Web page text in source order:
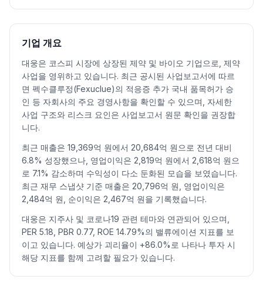
2026.07.06
17600181101710017600-0.9666849
2026.07.07
176001842017500182003.41 85305
2026.07.08
18200
2026.07.10
172001778016940170300.00 81610
2026.07.13
171101770016950173802.06 64609
2026.07.14
17400175001631016400-5.64 112105
2026.07.15
168401700016390 166701.65 58233
2026.07.16
2026.07.20
171001712016010 16010-4.93 43626
2026.07.21
158701653015820161701.00 46793
2026.07.22
161601658015880 15880-1.79 50386
2026.07.23
158701667015870165704.35
51109
2026.07.24
162101730016210169302.17
39758
2026.07.27
169301737016900169700.24 26994
2026.07.28
16790172601628016630-2.0036065
2026.07.29
16680169701550015960-4.0381957
2026.07.30
1541016980 15410164803.26
82696
기업 개요
대웅은 코스피 시장에 상장된 제약 및 바이오 기업으로, 제약
사업을 영위하고 있습니다. 최근 공시된 사업보고서에 따르
면 펙수클루정(Fexuclue)의 적응증 추가 국내 품목허가 승
인 등 자회사의 주요 경영사항을 확인할 수 있으며, 자세한
사업 구조와 리스크 요인은 사업보고서 원문 확인을 권장합
니다.
최근 매출은 19,369억 원에서 20,684억 원으로 전년 대비
6.8% 성장했으나, 영업이익은 2,819억 원에서 2,618억 원으
로 7.1% 감소하며 수익성이 다소 둔화된 모습을 보였습니다.
최근 재무 스냅샷 기준 매출은 20,796억 원, 영업이익은
2,484억 원, 순이익은 2,467억 원을 기록했습니다.
대웅은 지주사 및 코로나19 관련 테마와 연관되어 있으며,
PER 5.18, PBR 0.77, ROE 14.79%의 밸류에이션 지표를 보
이고 있습니다. 예상가 괴리율이 +86.0%로 나타나 투자 시
해당 지표를 함께 고려할 필요가 있습니다.